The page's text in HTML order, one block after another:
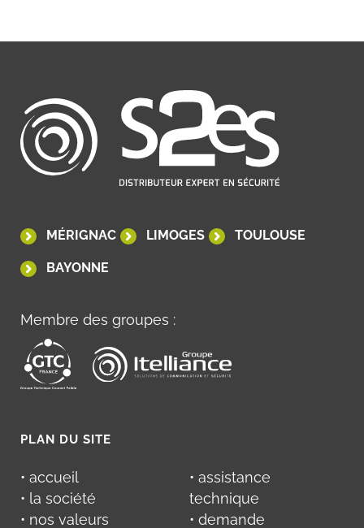
MÉRIGNAC LIMOGES TOULOUSE
BAYONNE
Membre des groupes :
PLAN DU SITE
• accueil
• la société
• nos valeurs
• assistance
technique
• demande